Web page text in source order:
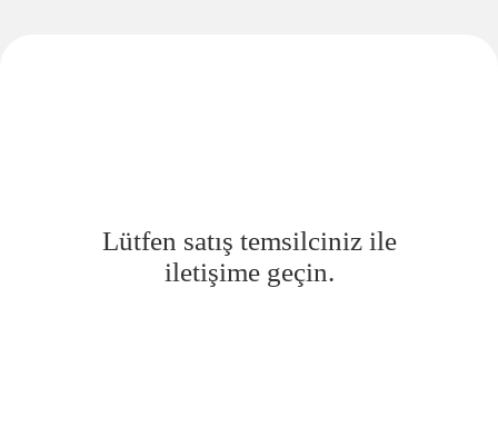
Lütfen satış temsilciniz ile
iletişime geçin.